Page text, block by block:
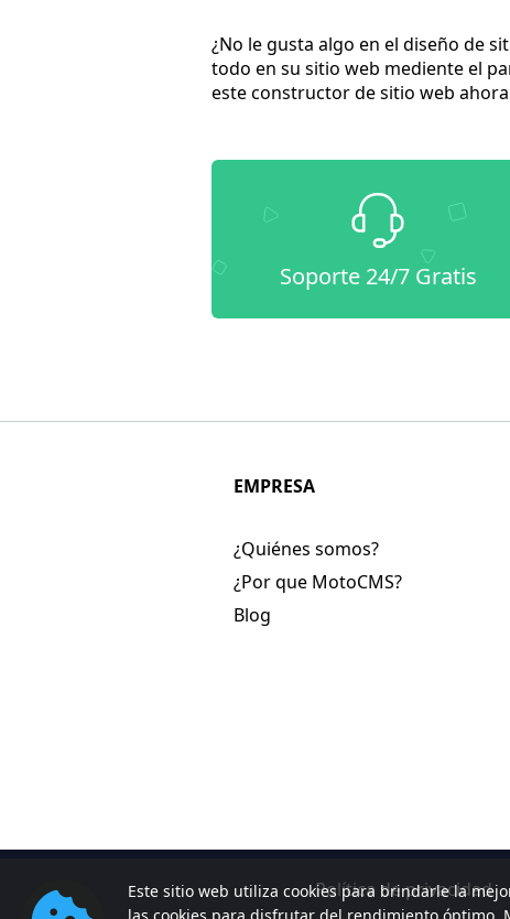
¿No le gusta algo en el diseño de
todo en su sitio web mediente el
este constructor de sitio web
Soporte 24/7 Gratis
Este sitio web utiliza cookies para brindarle la
EMPRESA
¿Quiénes somos?
¿Por que MotoCMS?
Blog
Política de privacidad